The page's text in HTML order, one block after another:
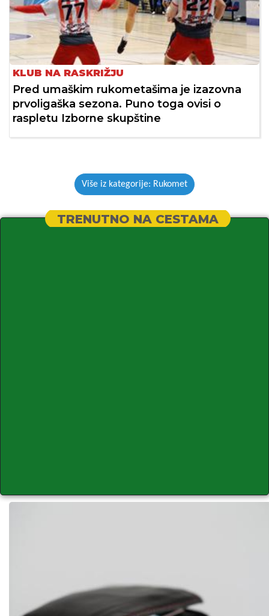
KLUB NA RASKRIŽJU
Pred umaškim rukometašima je izazovna
prvoligaška sezona. Puno toga ovisi o
raspletu Izborne skupštine
Više iz kategorije: Rukomet
TRENUTNO NA CESTAMA